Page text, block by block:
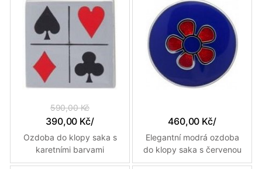
590,00 Kč
390,00 Kč/
Ozdoba do klopy saka s
karetními barvami
460,00 Kč/
Elegantní modrá ozdoba
do klopy saka s červenou
květinou